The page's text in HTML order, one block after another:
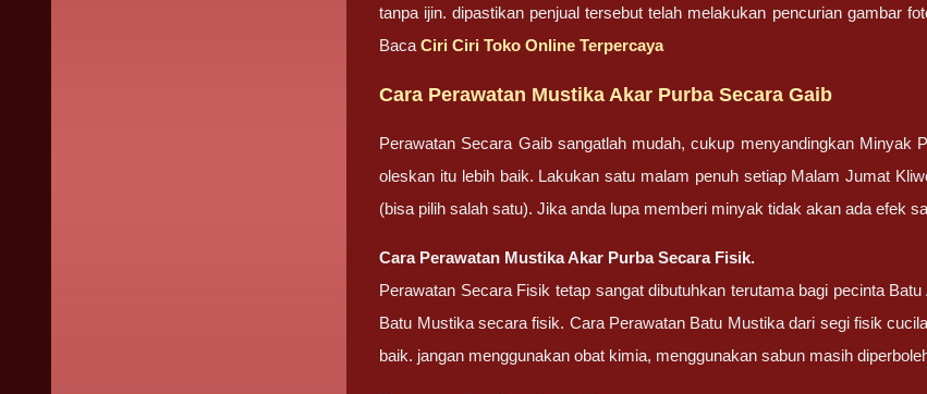
tanpa ijin. dipastikan penjual tersebut telah melakukan pencurian gambar
BacaCiri Ciri Toko Online Terpercaya
Cara Perawatan Mustika Akar Purba Secara Gaib
Perawatan Secara Gaib sangatlah mudah, cukup menyandingkan Minyak
oleskan itu lebih baik. Lakukan satu malam penuh setiap Malam Jumat
(bisa pilih salah satu). Jika anda lupa memberi minyak tidak akan ada efek
Cara Perawatan Mustika Akar Purba Secara Fisik.
Perawatan Secara Fisik tetap sangat dibutuhkan terutama bagi pecinta
Batu Mustika secara fisik. Cara Perawatan Batu Mustika dari segi fisik
baik. jangan menggunakan obat kimia, menggunakan sabun masih